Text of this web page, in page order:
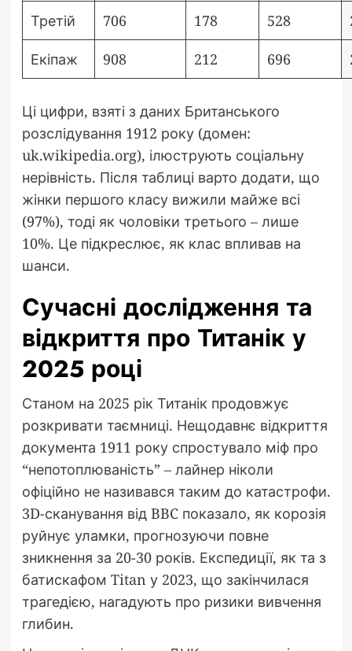
Третій 706 178 528
Екіпаж 908 212 696
Ці цифри, взяті з даних Британського
розслідування 1912 року (домен:
uk.wikipedia.org), ілюструють соціальну
нерівність. Після таблиці варто додати, що
жінки першого класу вижили майже всі
(97%), тоді як чоловіки третього – лише
10%. Це підкреслює, як клас впливав на
шанси.
Сучасні дослідження та
відкриття про Титанік у
2025 році
Станом на 2025 рік Титанік продовжує
розкривати таємниці. Нещодавнє відкриття
документа 1911 року спростувало міф про
“непотоплюваність” – лайнер ніколи
офіційно не називався таким до катастрофи.
3D-сканування від BBC показало, як корозія
руйнує уламки, прогнозуючи повне
зникнення за 20-30 років. Експедиції, як та з
батискафом Titan у 2023, що закінчилася
трагедією, нагадують про ризики вивчення
глибин.